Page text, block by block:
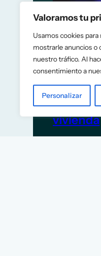
Valoramos tu
Usamos cookies
mostrarle anuncios o
nuestro tráfico. Al
consentimiento a
Personalizar
El FMI
eliminar
la
vivienda